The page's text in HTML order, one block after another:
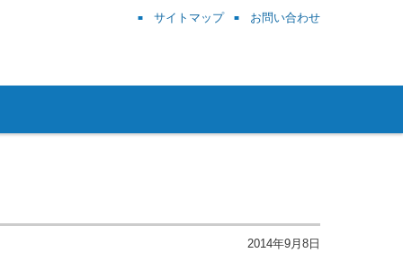
サイトマップ お問い合わせ
2014年9月8日